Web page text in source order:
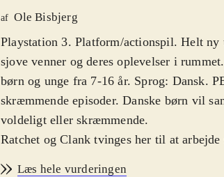
af Ole Bisbjerg
Playstation 3. Platform/actionspil. Helt
sjove venner og deres oplevelser i
børn og unge fra 7-16 år. Sprog: Dansk.
skræmmende episoder. Danske børn vil
voldeligt eller skræmmende.
Ratchet og Clank tvinges her til at
Læs hele vurderingen